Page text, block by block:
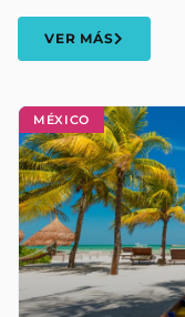
MÉXICO
VER MÁS